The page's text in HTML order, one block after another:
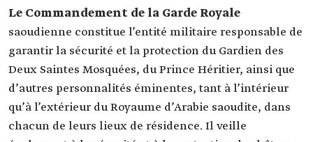
Le Commandement de la Garde Royale
saoudienne constitue l’entité militaire responsable de
garantir la sécurité et la protection du Gardien des
Deux Saintes Mosquées, du Prince Héritier, ainsi que
d’autres personnalités éminentes, tant à l’intérieur
qu’à l’extérieur du Royaume d’Arabie saoudite, dans
chacun de leurs lieux de résidence. Il veille